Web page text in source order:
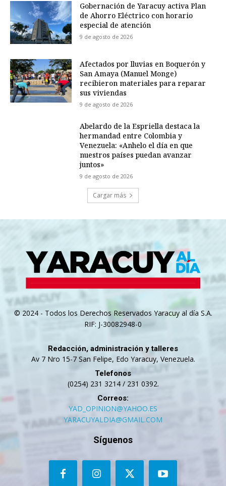
Gobernación de Yaracuy activa Plan
de Ahorro Eléctrico con horario
especial de atención
9 de agosto de 2026
Afectados por lluvias en Boquerón y
San Amaya (Manuel Monge)
recibieron materiales para reparar
sus viviendas
9 de agosto de 2026
Abelardo de la Espriella destaca la
hermandad entre Colombia y
Venezuela: «Anhelo el día en que
nuestros países puedan avanzar
juntos»
9 de agosto de 2026
Cargar más
© 2024 - Todos los Derechos Reservados Yaracuy al día S.A.
RIF: J-30082948-0
Redacción, administración y talleres
Av 7 Nro 15-7 San Felipe, Edo Yaracuy, Venezuela.
Telefonos
(0254) 231 3214 / 231 0392.
Correos:
YAD_OPINION@YAHOO.ES
YARACUYALDIA@GMAIL.COM
Síguenos